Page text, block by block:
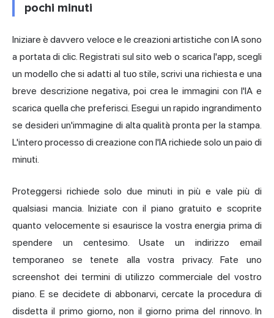
pochi minuti
Iniziare è davvero veloce e le creazioni artistiche con IA sono
a portata di clic. Registrati sul sito web o scarica l'app, scegli
un modello che si adatti al tuo stile, scrivi una richiesta e una
breve descrizione negativa, poi crea le immagini con l'IA e
scarica quella che preferisci. Esegui un rapido ingrandimento
se desideri un'immagine di alta qualità pronta per la stampa.
L'intero processo di creazione con l'IA richiede solo un paio di
minuti.
Proteggersi richiede solo due minuti in più e vale più di
qualsiasi mancia. Iniziate con il piano gratuito e scoprite
quanto velocemente si esaurisce la vostra energia prima di
spendere un centesimo. Usate un indirizzo email
temporaneo se tenete alla vostra privacy. Fate uno
screenshot dei termini di utilizzo commerciale del vostro
piano. E se decidete di abbonarvi, cercate la procedura di
disdetta il primo giorno, non il giorno prima del rinnovo. In